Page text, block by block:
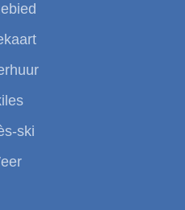
ski